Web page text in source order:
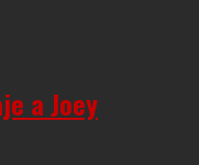
a Joey